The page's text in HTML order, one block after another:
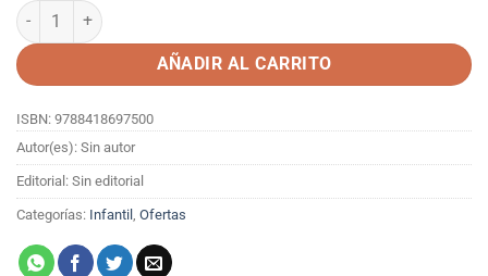
EL MEGA ATLAS DE LA TIERRA cantidad
AÑADIR AL CARRITO
ISBN: 9788418697500
Autor(es): Sin autor
Editorial: Sin editorial
Categorías: Infantil Ofertas